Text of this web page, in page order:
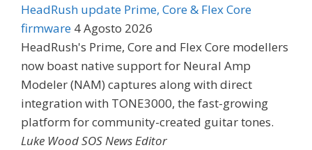
HeadRush update Prime, Core & Flex Core
firmware 4 Agosto 2026
HeadRush's Prime, Core and Flex Core modellers
now boast native support for Neural Amp
Modeler (NAM) captures along with direct
integration with TONE3000, the fast-growing
platform for community-created guitar tones.
Luke Wood SOS News Editor